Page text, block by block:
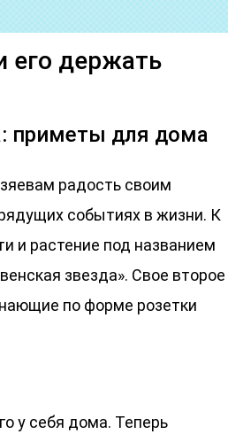
его держать
приметы для дома
радость своим
событиях в жизни. К
и растение под названием
звезда». Свое второе
по форме розетки
у себя дома. Теперь